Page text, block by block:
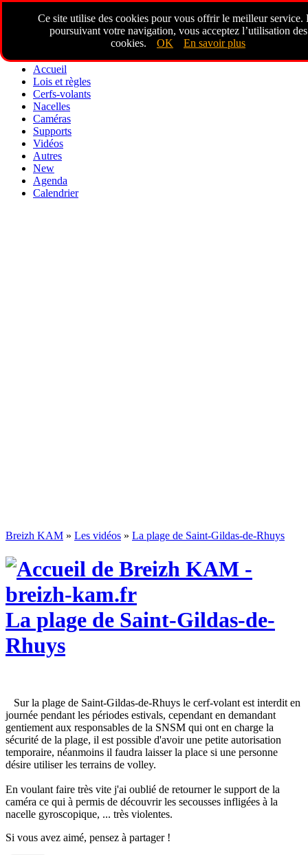
Accueil
Lois et règles
Cerfs-volants
Nacelles
Caméras
Supports
Vidéos
Autres
New
Agenda
Calendrier
Breizh KAM » Les vidéos » La plage de Saint-Gildas-de-Rhuys
La plage de Saint-Gildas-de-
Rhuys
Sur la plage de Saint-Gildas-de-Rhuys le cerf-volant est interdit en
journée pendant les périodes estivals, cependant en demandant
gentiement aux responsables de la SNSM qui ont en charge la
sécurité de la plage, il est possible d'avoir une petite autorisation
temporaire, néanmoins il faudra laisser la place si une personne
désire utiliser les terrains de volley.
En voulant faire très vite j'ai oublié de retourner le support de la
caméra ce qui à permis de découvrir les secousses infligées à la
nacelle gyroscopique, ... très violentes.
Si vous avez aimé, pensez à partager !
Ce site utilise des cookies pour vous offrir le meilleur service.
poursuivant votre navigation, vous acceptez l’utilisation des
cookies.
OK En savoir plus